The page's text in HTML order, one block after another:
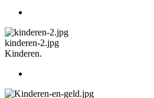
kinderen-2.jpg
Kinderen.